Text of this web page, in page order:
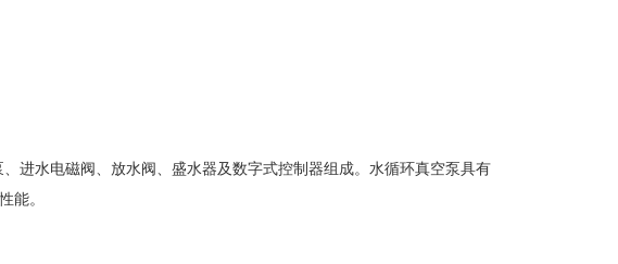
进水电磁阀、放水阀、盛水器及数字式控制器组成。水循环真空泵具有
能。